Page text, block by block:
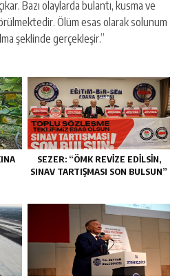
Bazı olaylarda bulantı, kusma ve
Ölüm esas olarak solunum
şeklinde gerçekleşir.”
SEZER: “ÖMK REVİZE EDİLSİN,
SINAV TARTIŞMASI SON BULSUN”